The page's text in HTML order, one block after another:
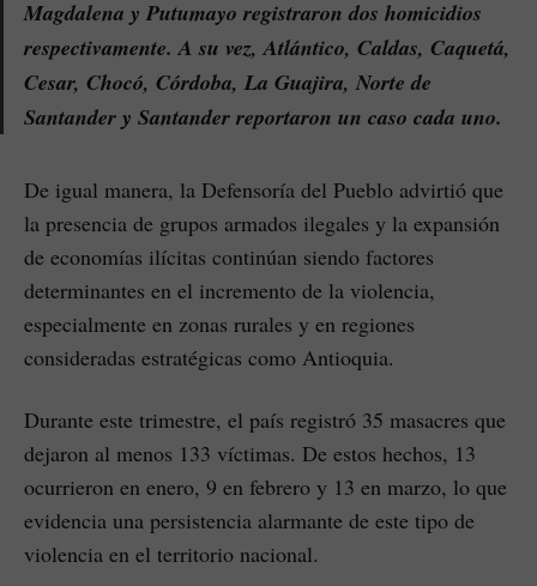
Magdalena y Putumayo registraron dos homicidios
respectivamente. A su vez, Atlántico, Caldas, Caquetá,
Cesar, Chocó, Córdoba, La Guajira, Norte de
Santander y Santander reportaron un caso cada uno.
De igual manera, la Defensoría del Pueblo advirtió que
la presencia de grupos armados ilegales y la expansión
de economías ilícitas continúan siendo factores
determinantes en el incremento de la violencia,
especialmente en zonas rurales y en regiones
consideradas estratégicas como Antioquia.
Durante este trimestre, el país registró 35 masacres que
dejaron al menos 133 víctimas. De estos hechos, 13
ocurrieron en enero, 9 en febrero y 13 en marzo, lo que
evidencia una persistencia alarmante de este tipo de
violencia en el territorio nacional.